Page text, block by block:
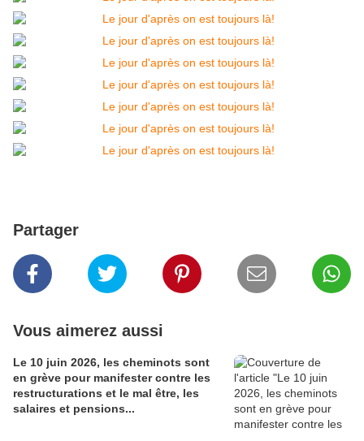
Partager
Vous aimerez aussi
Le 10 juin 2026, les cheminots sont
en grève pour manifester contre les
restructurations et le mal être, les
salaires et pensions...